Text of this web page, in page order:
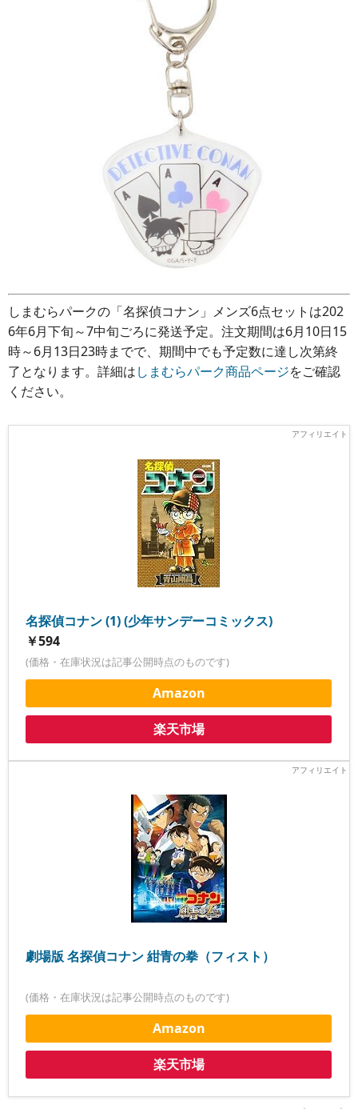
しまむらパークの「名探偵コナン」メンズ6点セットは202
6年6月下旬～7中旬ごろに発送予定。注文期間は6月10日15
時～6月13日23時までで、期間中でも予定数に達し次第終
了となります。詳細はしまむらパーク商品ページをご確認
ください。
名探偵コナン (1) (少年サンデーコミックス)
￥594
(価格・在庫状況は記事公開時点のものです)
Amazon
楽天市場
劇場版 名探偵コナン 紺青の拳（フィスト）
(価格・在庫状況は記事公開時点のものです)
Amazon
楽天市場